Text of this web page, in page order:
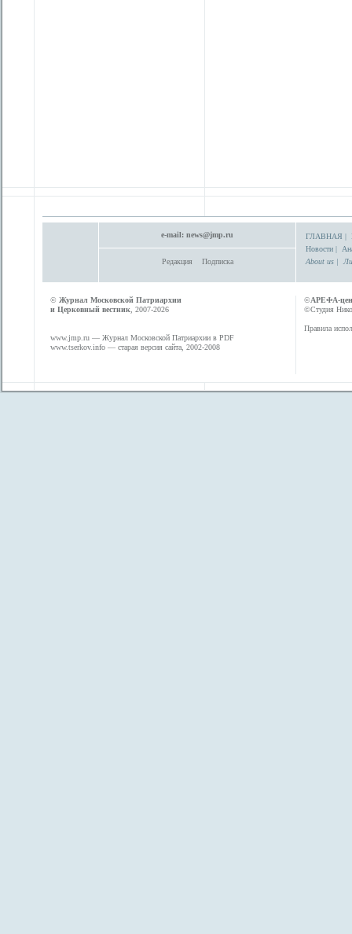
e-mail: news@jmp.ru
Редакция Подписка
ГЛАВНАЯ |
Новости |
About us |
© Журнал Московской Патриархии
и Церковный вестник , 2007-2026
www.jmp.ru — Журнал Московской Патриархии в PDF
www.tserkov.info — старая версия сайта, 2002-2008
©АРЕФА-
©Студия
Правила